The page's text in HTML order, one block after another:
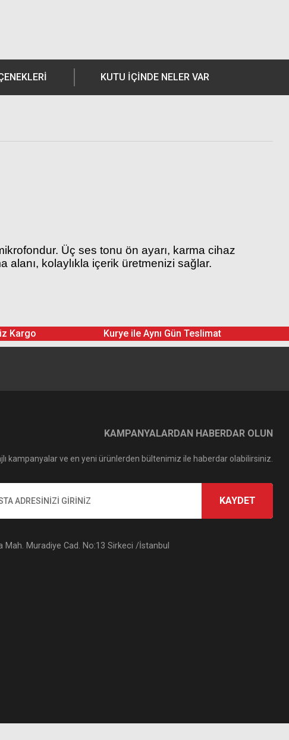
KUTU İÇİNDE NELER VAR
Üç ses tonu ön ayarı, karma cihaz
kolaylıkla içerik üretmenizi sağlar.
Kargo Kurye ile Aynı Gün Teslimat
KAMPANYALARDAN HABERDAR OLUN
kampanyalar ve en yeni ürünlerden bültenimiz ile haberdar olabilirsiniz.
KAYDET
Mah. Muradiye Cad. No:13 Sirkeci /İstanbul